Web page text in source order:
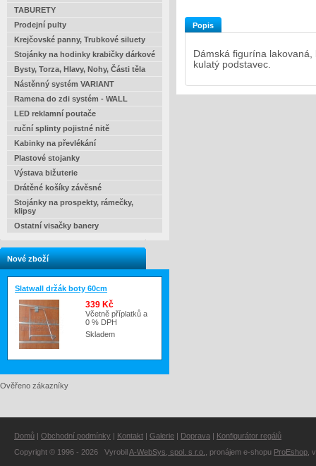
TABURETY
Prodejní pulty
Krejčovské panny, Trubkové siluety
Stojánky na hodinky krabičky dárkové
Bysty, Torza, Hlavy, Nohy, Části těla
Nástěnný systém VARIANT
Ramena do zdi systém - WALL
LED reklamní poutače
ruční splinty pojistné nitě
Kabinky na převlékání
Plastové stojanky
Výstava bižuterie
Drátěné košíky závěsné
Stojánky na prospekty, rámečky,
klipsy
Ostatní visačky banery
Nové zboží
Slatwall držák boty 60cm
339 Kč
Včetně příplatků a
0 % DPH
Skladem
Ověřeno zákazníky
Popis
Dámská figurína
kulatý podstavec.
Domů | Obchodní podmínky | Kontakt | Galerie | Doprava | Konfigurátor regálů
Copyright © 1996 - 2026 VyrobilA-WebSys, spol. s r.o. , pronájem e-shopu ProEshop ,